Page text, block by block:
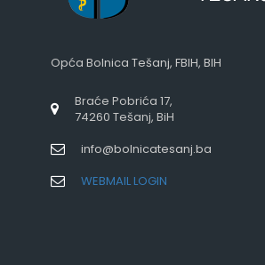
Opća Bolnica Tešanj, FBIH, BIH
Braće Pobrića 17,
74260 Tešanj, BiH
info@bolnicatesanj.ba
WEBMAIL LOGIN